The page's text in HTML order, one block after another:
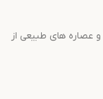
و عصاره های طبیعی از